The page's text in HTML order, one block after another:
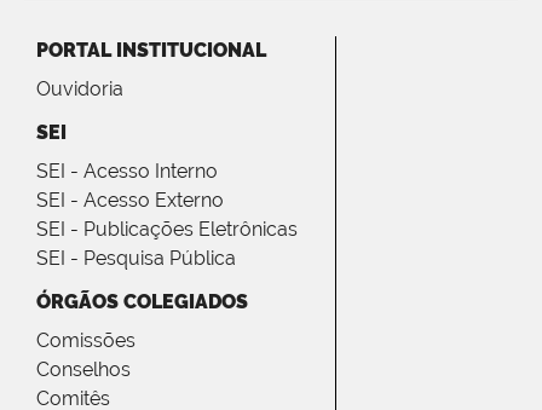
PORTAL INSTITUCIONAL
Ouvidoria
SEI
SEI - Acesso Interno
SEI - Acesso Externo
SEI - Publicações Eletrônicas
SEI - Pesquisa Pública
ÓRGÃOS COLEGIADOS
Comissões
Conselhos
Comitês